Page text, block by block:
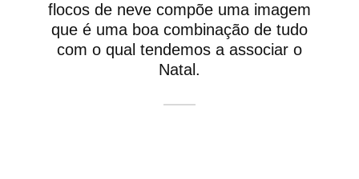
flocos de neve compõe uma imagem
que é uma boa combinação de tudo
com o qual tendemos a associar o
Natal.